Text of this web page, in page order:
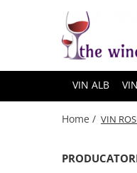
VIN ALB
Home / VIN